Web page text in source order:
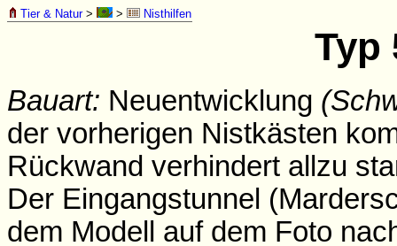
Tier & Natur> > Nisthilfen
Typ
Bauart: Neuentwicklung
der vorherigen Nistkästen
Rückwand verhindert allzu
Der Eingangstunnel
dem Modell auf dem Foto